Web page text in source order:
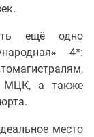
ещё одно
4*:
МЦК, а также
место